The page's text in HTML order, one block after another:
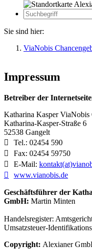
Zur
Suche
Suche
Sie sind hier:
ViaNobis
Impressum
Betreiber der
Katharina Kasper ViaNobis
Katharina-Kasper-Straße 6
52538 Gangelt
Tel.: 02454 590
Fax: 02454 59750
E-Mail:
www.vianobis.de
Geschäftsführer der
GmbH: Martin Minten
Handelsregister:
Umsatzsteuer-
Copyright: Alexianer